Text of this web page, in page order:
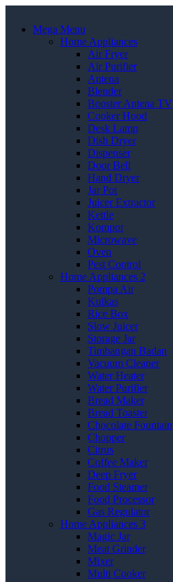
Mega Menu
Home Appliances
Air Fryer
Air Purifier
Antena
Blender
Booster Antena TV
Cooker Hood
Desk Lamp
Dish Dryer
Dispenser
Door Bell
Hand Dryer
Jar Pot
Juicer Extractor
Kettle
Kompor
Microwave
Oven
Pest Control
Home Appliances 2
Pompa Air
Kulkas
Rice Box
Slow Juicer
Storage Jar
Timbangan Badan
Vacuum Cleaner
Water Heater
Water Purifier
Bread Maker
Bread Toaster
Chocolate Fountain
Chopper
Citrus
Coffee Maker
Deep Fryer
Food Steamer
Food Processor
Gas Regulator
Home Appliances 3
Magic Jar
Meat Grinder
Mixer
Multi Cooker